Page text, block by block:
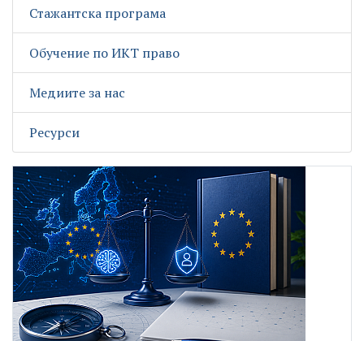
Стажантска програма
Обучение по ИКТ право
Медиите за нас
Ресурси